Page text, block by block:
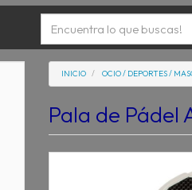
INICIO OCIO / DEPORTES /
Pala de Pádel